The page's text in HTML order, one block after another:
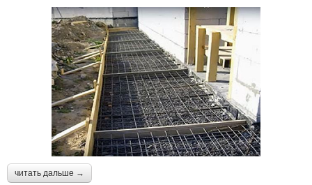
читать дальше →